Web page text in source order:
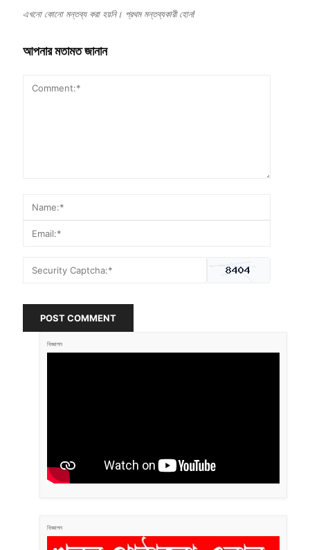
এখনো কোনো মন্তব্য করা হয়নি। প্রথম মন্তব্যকারী হোন!
আপনার মতামত জানান
POST COMMENT
বিজ্ঞাপন
বিজ্ঞাপন